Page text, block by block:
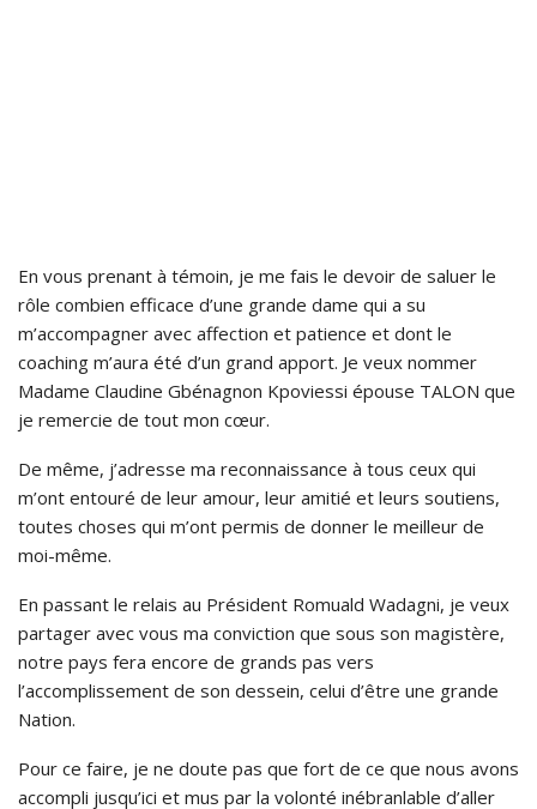
En vous prenant à témoin, je me fais le devoir de saluer le
rôle combien efficace d’une grande dame qui a su
m’accompagner avec affection et patience et dont le
coaching m’aura été d’un grand apport. Je veux nommer
Madame Claudine Gbénagnon Kpoviessi épouse TALON que
je remercie de tout mon cœur.
De même, j’adresse ma reconnaissance à tous ceux qui
m’ont entouré de leur amour, leur amitié et leurs soutiens,
toutes choses qui m’ont permis de donner le meilleur de
moi-même.
En passant le relais au Président Romuald Wadagni, je veux
partager avec vous ma conviction que sous son magistère,
notre pays fera encore de grands pas vers
l’accomplissement de son dessein, celui d’être une grande
Nation.
Pour ce faire, je ne doute pas que fort de ce que nous avons
accompli jusqu’ici et mus par la volonté inébranlable d’aller